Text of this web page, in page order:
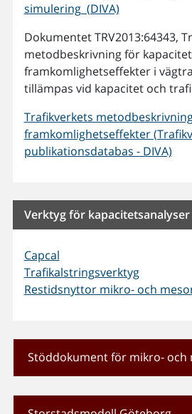
simulering (DIVA)
Dokumentet TRV2013:64343,
metodbeskrivning för
framkomlighetseffekter i
tillämpas vid kapacitet och
Trafikverkets
framkomlighetseffekter
publikationsdatabas - DIVA)
Verktyg för kapacitetsanalyser
Capcal
Trafikalstringsverktyg
Restidsnyttor mikro- och
Stöddokument för mikro- och